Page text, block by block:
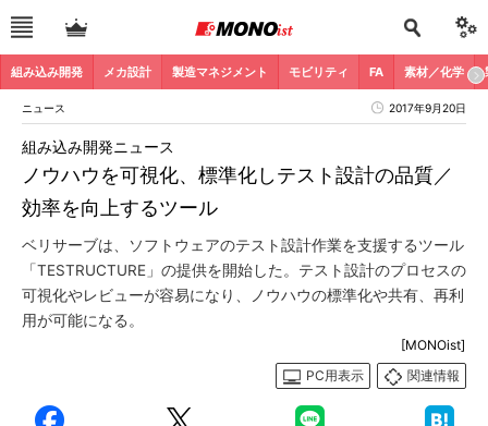
組み込み開発 メカ設計 製造マネジメント モビリティ FA 素材／化学
ニュース 2017年9月20日
ノウハウを可視化、標準化しテスト設計の品質／
効率を向上するツール
組み込み開発ニュース
ベリサーブは、ソフトウェアのテスト設計作業を支援するツール
「TESTRUCTURE」の提供を開始した。テスト設計のプロセスの
可視化やレビューが容易になり、ノウハウの標準化や共有、再利
用が可能になる。
[MONOist]
PC用表示
関連情報